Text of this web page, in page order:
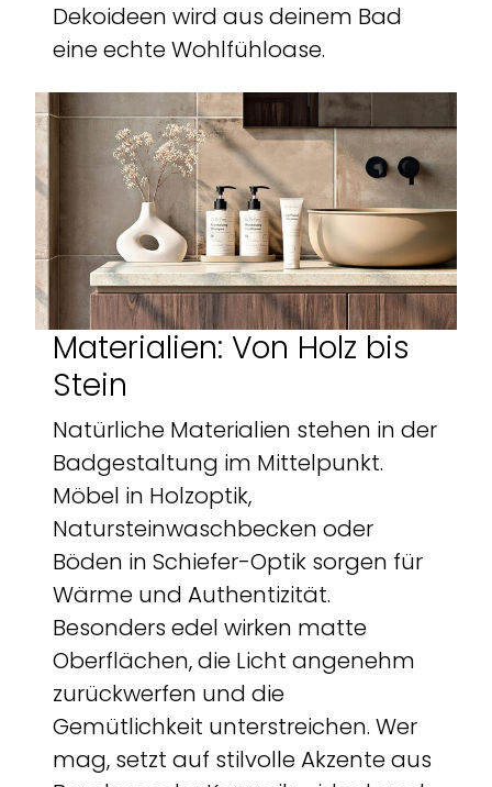
Dekoideen wird aus deinem Bad
eine echte Wohlfühloase.
Materialien: Von Holz bis
Stein
Natürliche Materialien stehen in der
Badgestaltung im Mittelpunkt.
Möbel in Holzoptik,
Natursteinwaschbecken oder
Böden in Schiefer-Optik sorgen für
Wärme und Authentizität.
Besonders edel wirken matte
Oberflächen, die Licht angenehm
zurückwerfen und die
Gemütlichkeit unterstreichen. Wer
mag, setzt auf stilvolle Akzente aus